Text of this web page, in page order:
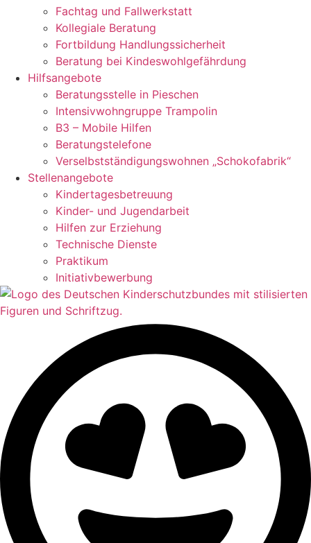
Fachtag und Fallwerkstatt
Kollegiale Beratung
Fortbildung Handlungssicherheit
Beratung bei Kindeswohlgefährdung
Hilfsangebote
Beratungsstelle in Pieschen
Intensivwohngruppe Trampolin
B3 – Mobile Hilfen
Beratungstelefone
Verselbstständigungswohnen „Schokofabrik“
Stellenangebote
Kindertagesbetreuung
Kinder- und Jugendarbeit
Hilfen zur Erziehung
Technische Dienste
Praktikum
Initiativbewerbung